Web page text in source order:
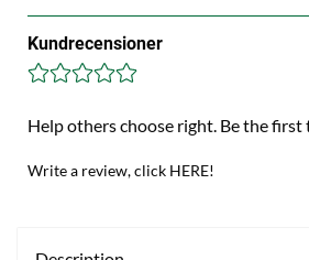
Kundrecensioner
Help others choose right. Be the
Write a review, click HERE!